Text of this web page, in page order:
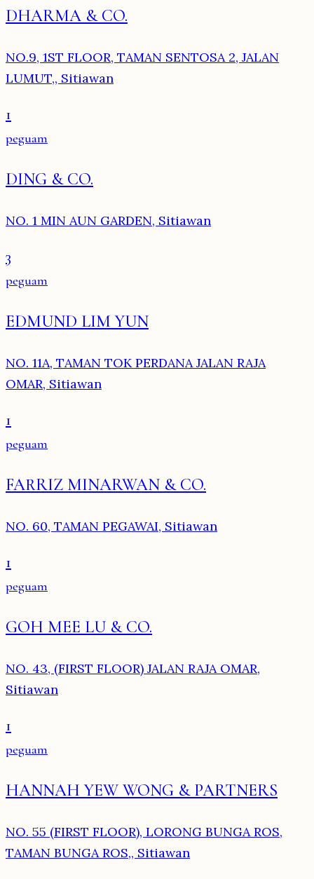
DHARMA & CO.
NO.9, 1ST FLOOR, TAMAN SENTOSA 2, JALAN
LUMUT,, Sitiawan
1
peguam
DING & CO.
NO. 1 MIN AUN GARDEN, Sitiawan
3
peguam
EDMUND LIM YUN
NO. 11A, TAMAN TOK PERDANA JALAN RAJA
OMAR, Sitiawan
1
peguam
FARRIZ MINARWAN & CO.
NO. 60, TAMAN PEGAWAI, Sitiawan
1
peguam
GOH MEE LU & CO.
NO. 43, (FIRST FLOOR) JALAN RAJA OMAR,
Sitiawan
1
peguam
HANNAH YEW WONG & PARTNERS
NO. 55 (FIRST FLOOR), LORONG BUNGA ROS,
TAMAN BUNGA ROS,, Sitiawan